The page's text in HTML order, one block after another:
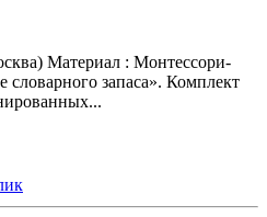
Материал : Монтессори-
словарного запаса». Комплект